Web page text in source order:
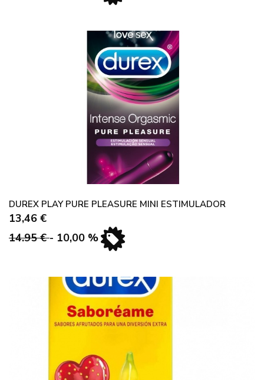
DUREX PLAY PURE PLEASURE MINI ESTIMULADOR
13,46 €
14.95 €- 10,00 %